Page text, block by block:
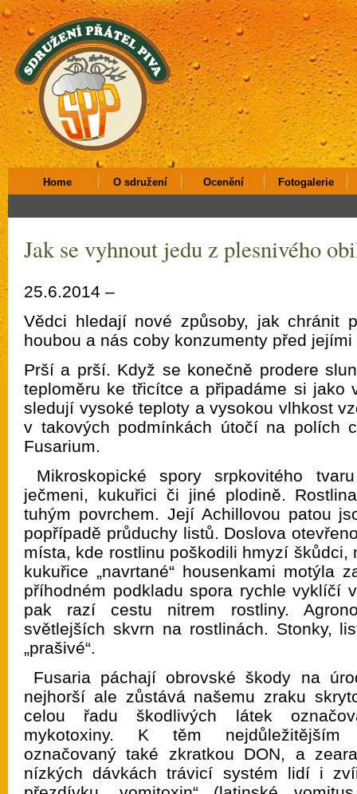
Home O sdružení Ocenění Fotogalerie
Jak se vyhnout jedu z plesnivého
25.6.2014 –
Vědci hledají nové způsoby, jak chránit
houbou a nás coby konzumenty před
Prší a prší. Když se konečně prodere
teploměru ke třicítce a připadáme si jako
sledují vysoké teploty a vysokou vlhkost
v takových podmínkách útočí na polích
Fusarium.
Mikroskopické spory srpkovitého
ječmeni, kukuřici či jiné plodině.
tuhým povrchem. Její Achillovou patou
popřípadě průduchy listů. Doslova
místa, kde rostlinu poškodili hmyzí škůdci,
kukuřice „navrtané“ housenkami motýla
příhodném podkladu spora rychle vyklíčí
pak razí cestu nitrem rostliny.
světlejších skvrn na rostlinách. Stonky,
„prašivé“.
Fusaria páchají obrovské škody na
nejhorší ale zůstává našemu zraku
celou řadu škodlivých látek
mykotoxiny. K těm nejdůležitějším
označovaný také zkratkou DON, a
nízkých dávkách trávicí systém lidí i